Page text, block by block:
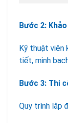
Bước 2:
Kỹ thuật viên
tiết, minh
Bước 3: Thi
Quy trình lắp